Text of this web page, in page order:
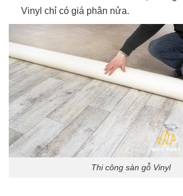
Vinyl chỉ có giá phân nửa.
Thi công sàn gỗ Vinyl